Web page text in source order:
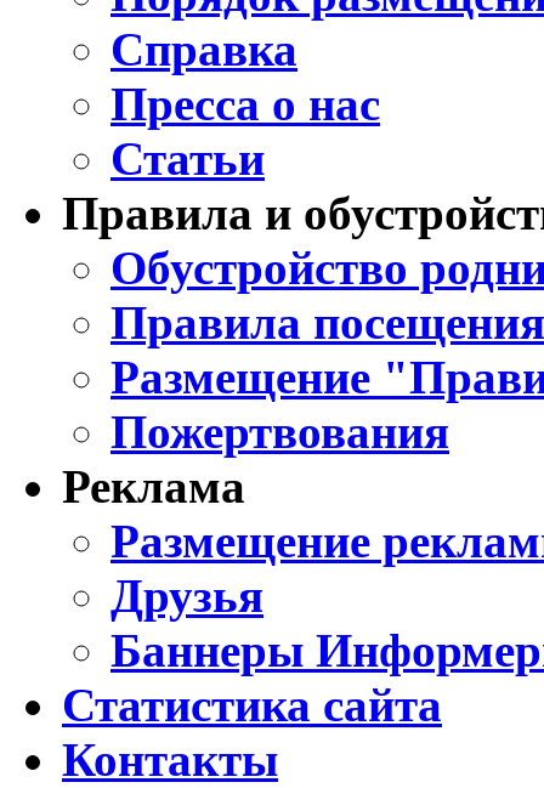
Справка
Пресса о нас
Статьи
Правила и
Обустройство
Правила
Размещение
Пожертвования
Реклама
Размещение
Друзья
Баннеры
Статистика сайта
Контакты